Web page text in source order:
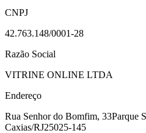
CNPJ
42.763.148/0001-28
Razão Social
VITRINE ONLINE LTDA
Endereço
Rua Senhor do Bomfim, 33Parque
Caxias/RJ25025-145